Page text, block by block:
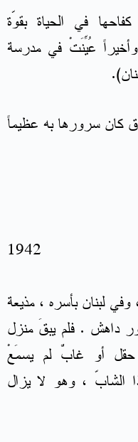
في الحياة بقوّة
عُيِّنَتْ في مدرسة
كان سرورها به عظيماً
وإذا بعام 1942
لبنان بأسره ، مذيعةً
داهش . فلم يبقَ منزل
أو غابٌ لم يسمَعْ
الشابّ ، وهو لا يزال